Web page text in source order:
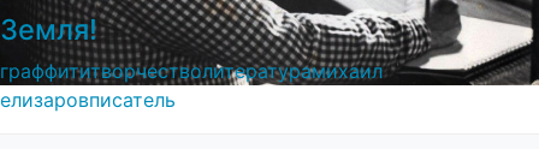
Земля!
граффититворчестволитературамихаил
елизаровписатель